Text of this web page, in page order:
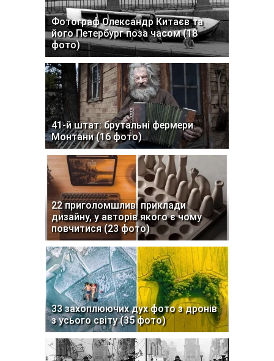
Фотограф Олександр Китаєв та
його Петербург поза часом (18
фото)
41-й штат: брутальні фермери
Монтани (16 фото)
22 приголомшливі приклади
дизайну, у авторів якого є чому
повчитися (23 фото)
33 захоплюючих дух фото з дронів
з усього світу (35 фото)